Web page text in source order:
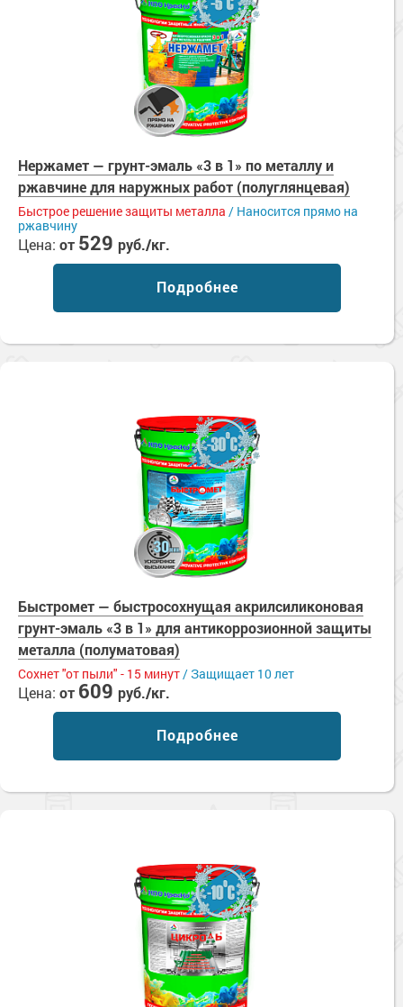
Нержамет — грунт-эмаль «3 в 1» по металлу и
ржавчине для наружных работ (полуглянцевая)
Быстрое решение защиты металла / Наносится прямо на
ржавчину
Цена: от 529 руб./кг.
Подробнее
Быстромет — быстросохнущая акрилсиликоновая
грунт-эмаль «3 в 1» для антикоррозионной защиты
металла (полуматовая)
Сохнет "от пыли" - 15 минут/ Защищает 10 лет
Цена: от 609 руб./кг.
Подробнее